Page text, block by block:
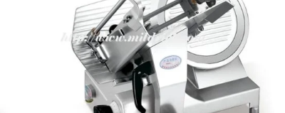
ინდუსტრიული ქვაბები, ტაფები და სხვა
იცავს სამზარეულოს კედელს წყლის